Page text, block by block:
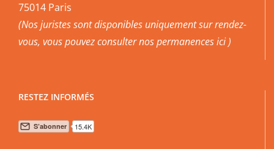
75014 Paris
(Nos juristes sont disponibles uniquement sur rendez-
vous, vous pouvezconsulter nos permanences ici )
RESTEZ INFORMÉS